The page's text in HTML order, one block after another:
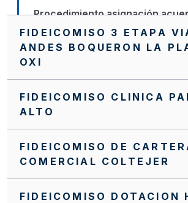
Procedimiento asignación
PQR
Nuevo Manual de Supervisión e
NVITACION INTERNA FFIE No 040
NUEVO MANUAL FINANCIERO
FIDEICOMISO 3 ETAPA
ANDES BOQUERON LA
OXI
FIDEICOMISO CLINICA
ALTO
FIDEICOMISO DE
COMERCIAL COLTEJER
FIDEICOMISO DOTACION